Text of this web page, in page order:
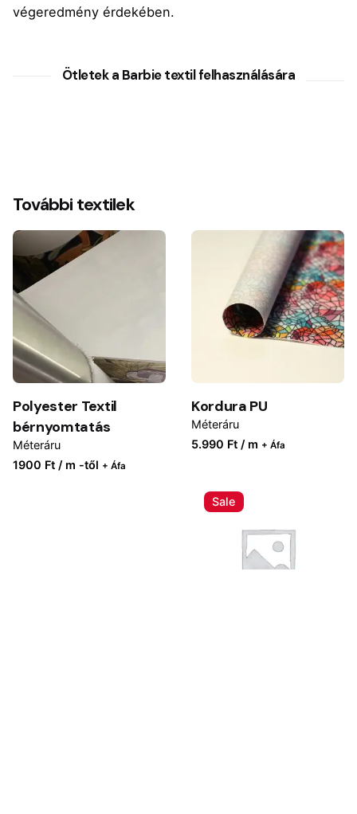
végeredmény érdekében.
Ötletek a Barbie textil felhasználására
További textilek
Polyester Textil
bérnyomtatás
Méteráru
1900 Ft / m -től + Áfa
Kordura PU
Méteráru
5.990 Ft / m + Áfa
Sale